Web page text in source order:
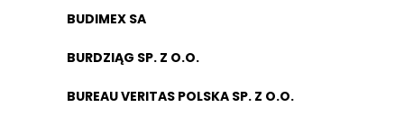
BUDIMEX SA
BURDZIĄG SP. Z O.O.
BUREAU VERITAS POLSKA SP. Z O.O.